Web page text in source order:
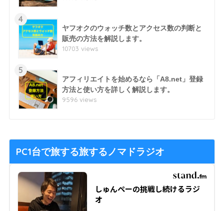
4
ヤフオクのウォッチ数とアクセス数の判断と
販売の方法を解説します。
10703 views
5
アフィリエイトを始めるなら「A8.net」登録
方法と使い方を詳しく解説します。
9596 views
PC1台で旅する旅するノマドラジオ